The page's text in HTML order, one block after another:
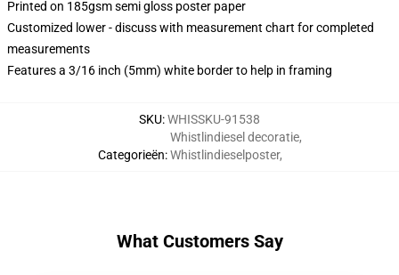
Printed on 185gsm semi gloss poster paper
Customized lower - discuss with measurement chart for completed
measurements
Features a 3/16 inch (5mm) white border to help in framing
SKU:WHISSKU-91538
Categorieën:
Whistlindiesel decoratie,
Whistlindieselposter,
What Customers Say